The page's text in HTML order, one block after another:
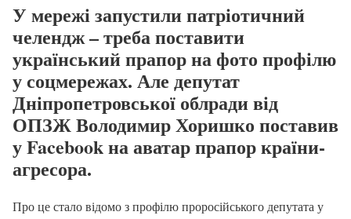
У мережі запустили патріотичний
челендж – треба поставити
український прапор на фото профілю
у соцмережах. Але депутат
Дніпропетровської облради від
ОПЗЖ Володимир Хоришко поставив
у Facebook на аватар прапор країни-
агресора.
Про це стало відомо з профілю проросійського депутата у